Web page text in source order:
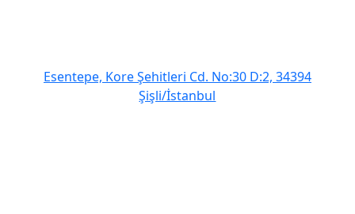
Esentepe, Kore Şehitleri Cd. No:30 D:2, 34394
Şişli/İstanbul